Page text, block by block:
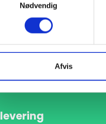
Nødvendig
Afvis
32 44